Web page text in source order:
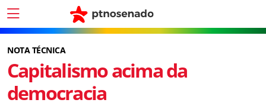
NOTA TÉCNICA
Capitalismo acima da
democracia